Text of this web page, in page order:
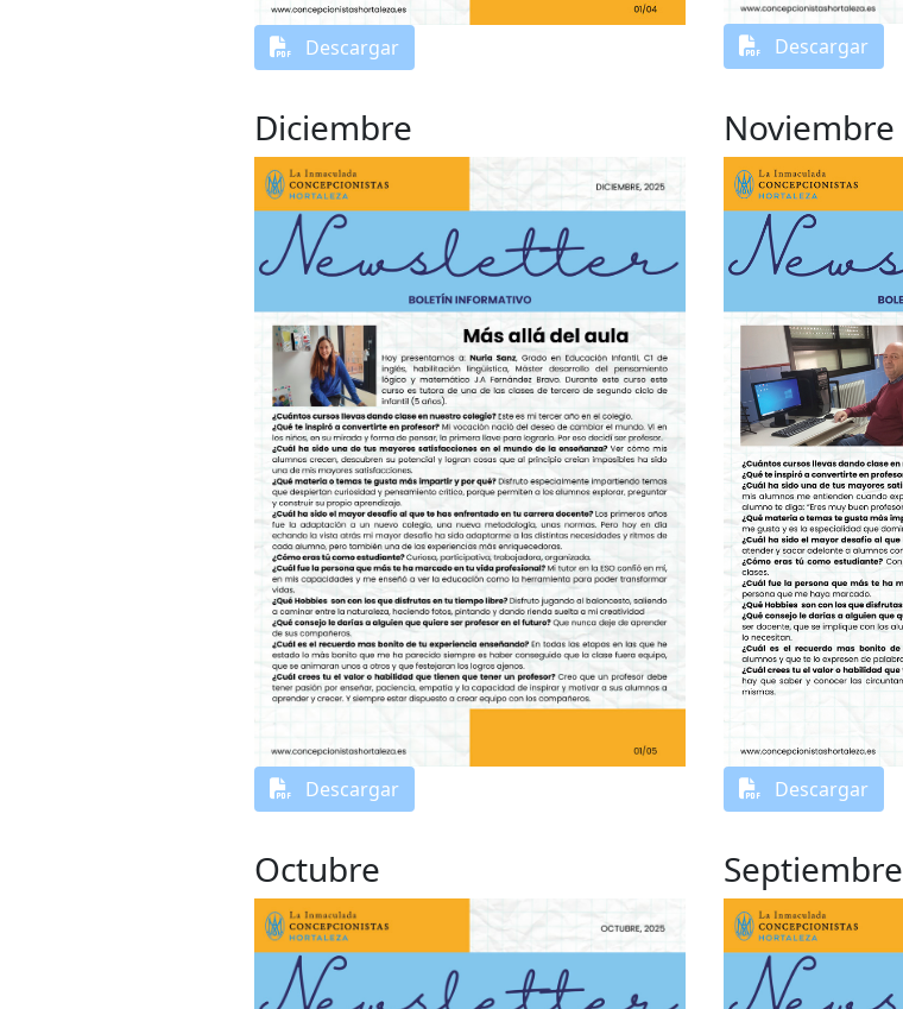
Descargar Descargar
Diciembre
Descargar
Noviembre
Descargar
Octubre Septiembre